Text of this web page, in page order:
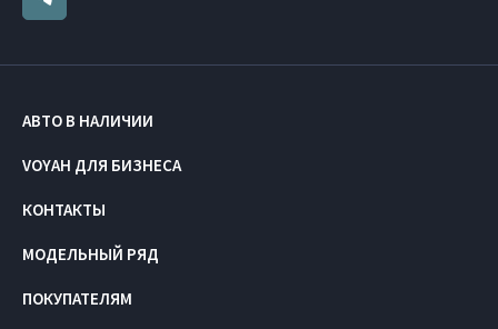
АВТО В НАЛИЧИИ
VOYAH ДЛЯ БИЗНЕСА
КОНТАКТЫ
МОДЕЛЬНЫЙ РЯД
ПОКУПАТЕЛЯМ